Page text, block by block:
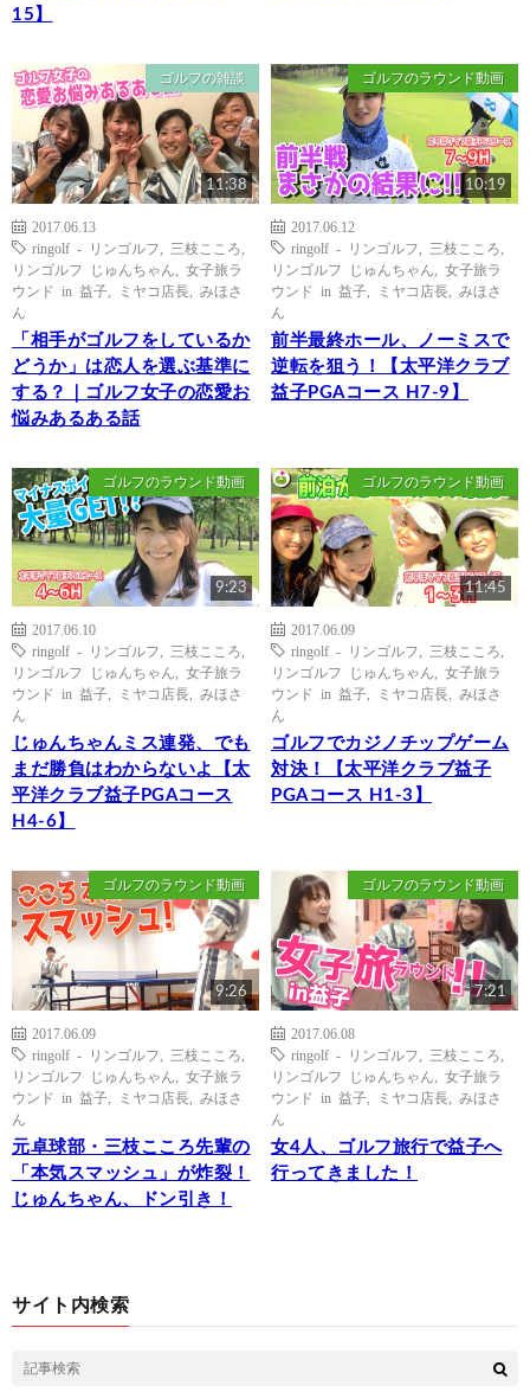
15】
ゴルフの雑談
11:38
2017.06.13
ringolf - リンゴルフ
三枝こころ
リンゴルフ じゅんちゃん
女子旅ラ
ウンド in 益子
ミヤコ店長
みほさ
ん
「相手がゴルフをしているか
どうか」は恋人を選ぶ基準に
する？｜ゴルフ女子の恋愛お
悩みあるある話
ゴルフのラウンド動画
10:19
2017.06.12
ringolf - リンゴルフ
三枝こころ
リンゴルフ じゅんちゃん
女子旅ラ
ウンド in 益子
ミヤコ店長
みほさ
ん
前半最終ホール、ノーミスで
逆転を狙う！【太平洋クラブ
益子PGAコース H7-9】
ゴルフのラウンド動画
9:23
2017.06.10
ringolf - リンゴルフ
三枝こころ
リンゴルフ じゅんちゃん
女子旅ラ
ウンド in 益子
ミヤコ店長
みほさ
ん
じゅんちゃんミス連発、でも
まだ勝負はわからないよ【太
平洋クラブ益子PGAコース
H4-6】
ゴルフのラウンド動画
11:45
2017.06.09
ringolf - リンゴルフ
三枝こころ
リンゴルフ じゅんちゃん
女子旅ラ
ウンド in 益子
ミヤコ店長
みほさ
ん
ゴルフでカジノチップゲーム
対決！【太平洋クラブ益子
PGAコース H1-3】
ゴルフのラウンド動画
9:26
2017.06.09
ringolf - リンゴルフ
三枝こころ
リンゴルフ じゅんちゃん
女子旅ラ
ウンド in 益子
ミヤコ店長
みほさ
ん
元卓球部・三枝こころ先輩の
「本気スマッシュ」が炸裂！
じゅんちゃん、ドン引き！
ゴルフのラウンド動画
7:21
2017.06.08
ringolf - リンゴルフ
三枝こころ
リンゴルフ じゅんちゃん
女子旅ラ
ウンド in 益子
ミヤコ店長
みほさ
ん
女4人、ゴルフ旅行で益子へ
行ってきました！
サイト内検索